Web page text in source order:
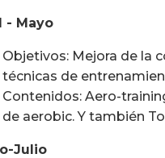
- Mayo
Objetivos: Mejora de la
técnicas de
Contenidos: Aero-
de aerobic. Y también
Julio